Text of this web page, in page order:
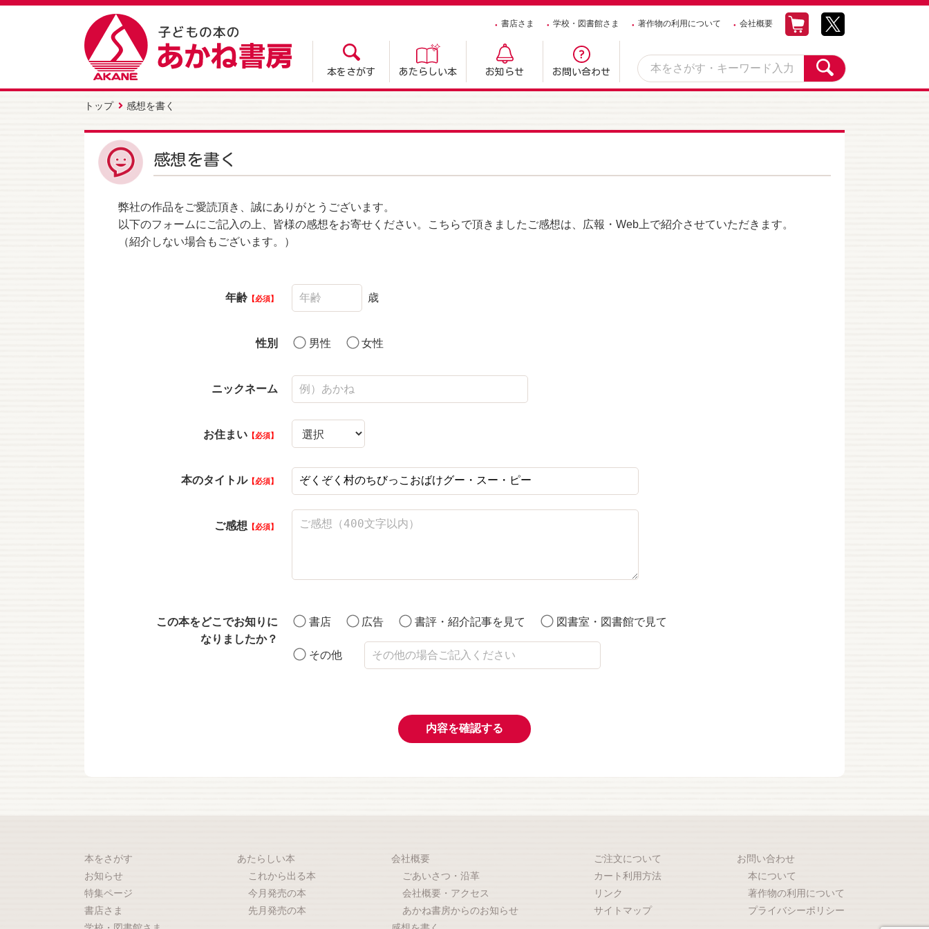
書店さま 学校・図書館さま 著作物の利用について 会社概要
本をさがす あたらしい本 お知らせ お問い合わせ
トップ 感想を書く
感想を書く
弊社の作品をご愛読頂き、誠にありがとうございます。
以下のフォームにご記入の上、皆様の感想をお寄せください。こちらで頂きましたご感想は、広報・Web上で紹介させていただきます。
（紹介しない場合もございます。）
年齢 必須 歳
性別 男性 女性
ニックネーム
お住まい 必須
本のタイトル 必須
ご感想 必須
この本をどこでお知りに
なりましたか？
書店 広告 書評・紹介記事を見て 図書室・図書館で見て
その他
内容を確認する
本をさがす
お知らせ
特集ページ
書店さま
あたらしい本
これから出る本
今月発売の本
先月発売の本
会社概要
ごあいさつ・沿革
会社概要・アクセス
あかね書房からのお知らせ
ご注文について
カート利用方法
リンク
サイトマップ
お問い合わせ
本について
著作物の利用について
プライバシーポリシー